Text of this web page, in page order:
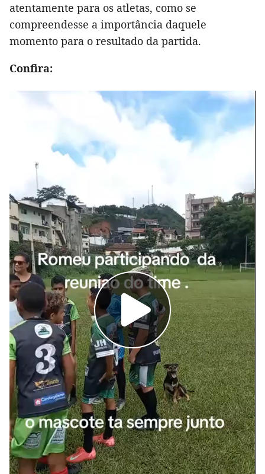
atentamente para os atletas, como se
compreendesse a importância daquele
momento para o resultado da partida.
Confira: